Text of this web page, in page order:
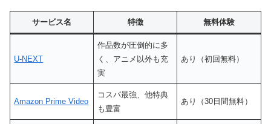
サービス名 特徴 無料体験
U-NEXT
作品数が圧倒的に多
く、アニメ以外も充
実
あり（初回無料）
Amazon Prime Video
コスパ最強、他特典
も豊富
あり（30日間無料）